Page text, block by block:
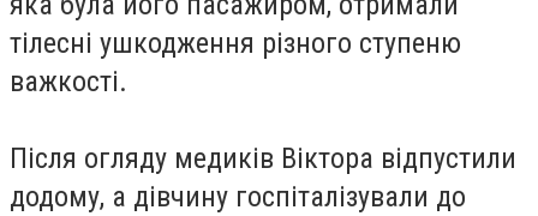
тілесні ушкодження різного ступеню
важкості.
Після огляду медиків Віктора відпустили
додому, а дівчину госпіталізували до